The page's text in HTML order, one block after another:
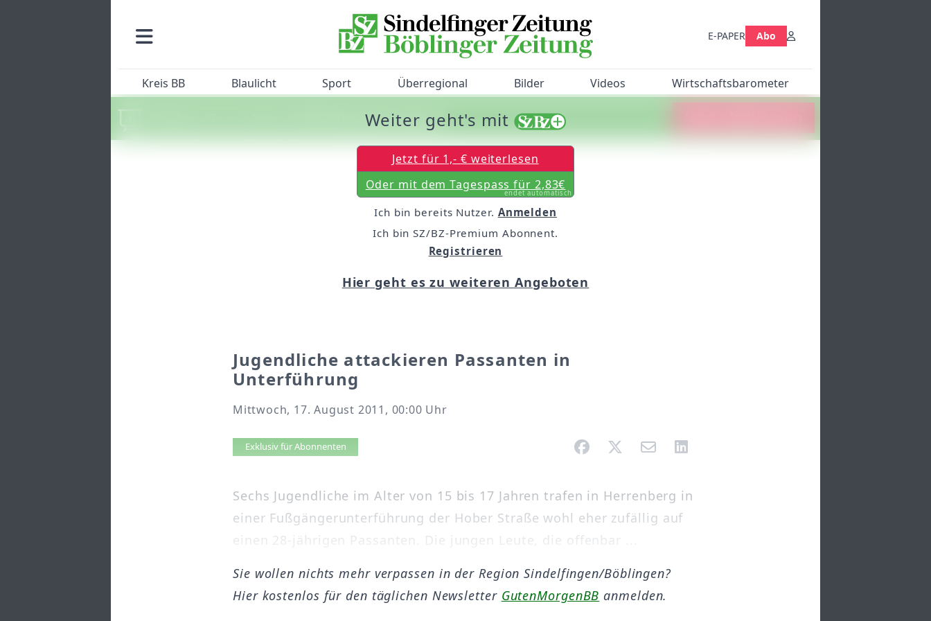
E-PAPER Abo
Kreis BB Blaulicht Sport Überregional Bilder Videos Wirtschaftsbarometer
Machen Sie mit beim SZ/BZ-Bürgerbarometer!
Jugendliche attackieren Passanten in
Unterführung
Mittwoch, 17. August 2011, 00:00 Uhr
Artikel vorlesen
Exklusiv für Abonnenten
Sechs Jugendliche im Alter von 15 bis 17 Jahren trafen in Herrenberg in
einer Fußgängerunterführung der Hober Straße wohl eher zufällig auf
einen 28-jährigen Passanten. Die jungen Leute, die offenbar ...
Weiter geht's mit
Jetzt für 1,- € weiterlesen
Oder mit dem Tagespass für 2,83€
endet automatisch
Ich bin bereits Nutzer. Anmelden
Ich bin SZ/BZ-Premium Abonnent.
Registrieren
Hier geht es zu weiteren Angeboten
Sie wollen nichts mehr verpassen in der Region Sindelfingen/Böblingen?
Hier kostenlos für den täglichen Newsletter GutenMorgenBB anmelden.